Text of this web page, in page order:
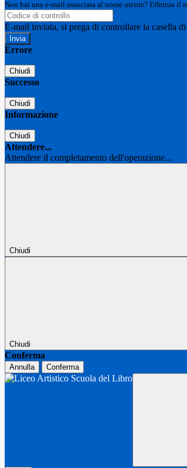
Non hai una e-mail associata al nome utente? Effettua il
E-mail inviata, si prega di controllare la casella
Errore
Chiudi
Successo
Chiudi
Informazione
Chiudi
Attendere...
Attendere il completamento dell'operazione...
Chiudi
Chiudi
Conferma
Annulla Conferma